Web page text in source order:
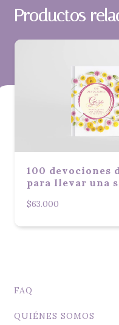
oración es lo más sabio que
invitamos a orar junto con
un ejercicio de humildad y
cabeza, alcemos las manos,
refresque: Dios oye la
voluntad. Con esa promesa
tanto necesitamos.
Oraciones antes que
Oraciones durante y
Productos
100 devociones
para llevar una
$63.000
FAQ
QUIÉNES SOMOS